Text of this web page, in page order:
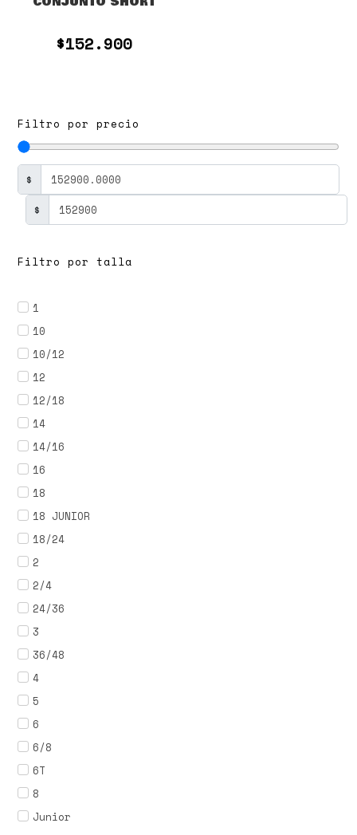
$152.900
Filtro por precio
$
$
Filtro por talla
1
10
10/12
12
12/18
14
14/16
16
18
18 JUNIOR
18/24
2
2/4
24/36
3
36/48
4
5
6
6/8
6T
8
Junior